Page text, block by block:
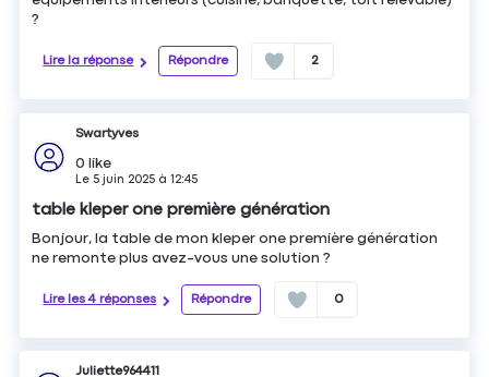
?
Lire la réponse Répondre 2
Swartyves
0 like
Le5 juin 2025 à12:45
table kleper one première génération
Bonjour, la table de mon kleper one première génération
ne remonte plus avez-vous une solution ?
Lire les 4 réponses Répondre 0
Juliette964411